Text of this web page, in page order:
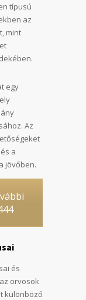
típusú
az
mint
egy
Az
a
jövőben.
és
orvosok
különböző